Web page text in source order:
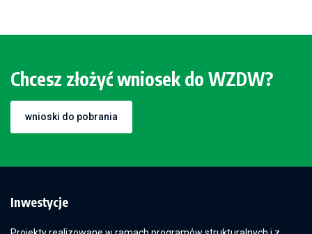
Chcesz złożyć wniosek do WZDW?
wnioski do pobrania
Inwestycje